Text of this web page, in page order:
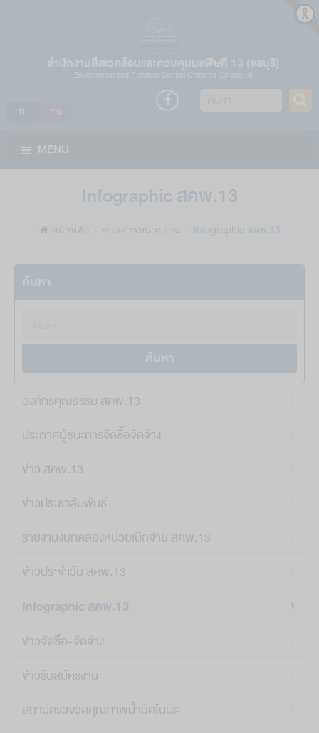
สำนักงานสิ่งแวดล้อมและควบคุมมลพิษที่ 13 (ชลบุรี)
Environment and Pollution Control Office 13 (Chonburi)
TH
MENU
Infographic สคพ.13
หน้าหลัก ข่าวสารหน่วยงาน Infographic สคพ.13
ค้นหา
ค้นหา
องค์กรคุณธรรม สคพ.13
ประกาศผู้ชนะการจัดซื้อจัดจ้าง
ข่าว สคพ.13
ข่าวประชาสัมพันธ์
รายงานงบทดลองหน่วยเบิกจ่าย สคพ.13
ข่าวประจำวัน สคพ.13
Infographic สคพ.13
ข่าวจัดซื้อ-จัดจ้าง
ข่าวรับสมัครงาน
สถานีตรวจวัดคุณภาพน้ำอัตโนมัติ